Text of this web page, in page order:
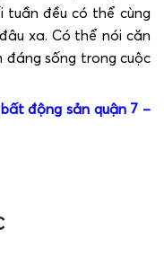
tuần đều có thể cùng
xa. Có thể nói căn
đáng sống trong cuộc
động sản quận 7 –